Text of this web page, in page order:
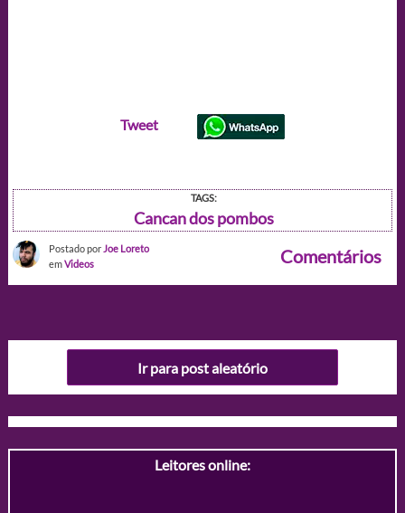
Tweet
TAGS:
Cancan dos pombos
Postado por Joe Loreto
emVideos Comentários
Ir para post aleatório
Leitores online: